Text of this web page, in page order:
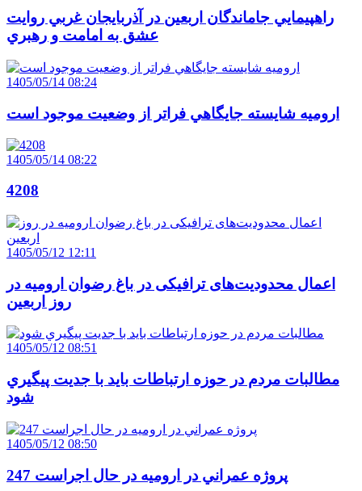
راهپيمايي جاماندگان اربعين در آذربايجان غربي روايت
عشق به امامت و رهبري
1405/05/14 08:24
اروميه شايسته جايگاهي فراتر از وضعيت موجود است
1405/05/14 08:22
4208
1405/05/12 12:11
اعمال محدودیت‌های ترافیکی در باغ رضوان ارومیه در
روز اربعین
1405/05/12 08:51
مطالبات مردم در حوزه ارتباطات بايد با جديت پيگيري
شود
1405/05/12 08:50
247 پروژه عمراني در اروميه در حال اجراست